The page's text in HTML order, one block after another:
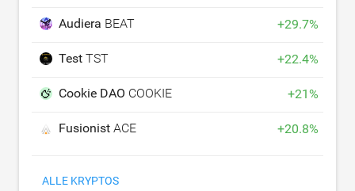
Audiera BEAT +29.7%
Test TST +22.4%
Cookie DAO COOKIE +21%
Fusionist ACE +20.8%
ALLE KRYPTOS